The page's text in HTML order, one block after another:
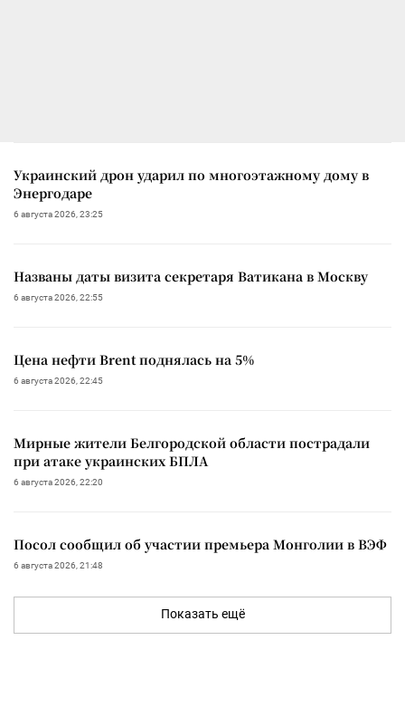
Украинский дрон ударил по многоэтажному дому в
Энергодаре
6 августа 2026, 23:25
Названы даты визита секретаря Ватикана в Москву
6 августа 2026, 22:55
Цена нефти Brent поднялась на 5%
6 августа 2026, 22:45
Мирные жители Белгородской области пострадали
при атаке украинских БПЛА
6 августа 2026, 22:20
Посол сообщил об участии премьера Монголии в ВЭФ
6 августа 2026, 21:48
Показать ещё